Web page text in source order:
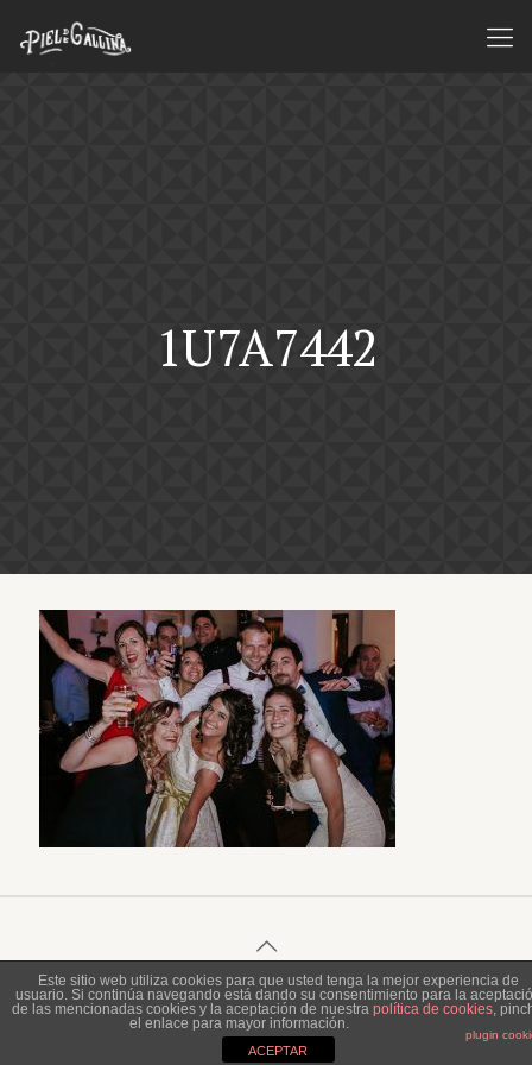
1U7A7442
© 2023 Piel de Gallina Fotografía
Este sitio web utiliza cookies para que usted tenga la mejor experiencia de
usuario. Si continúa navegando está dando su consentimiento para la
de las mencionadas cookies y la aceptación de nuestra política de cookies,
el enlace para mayor información.
plugin
ACEPTAR